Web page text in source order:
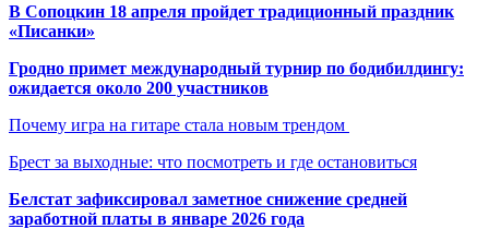
В Сопоцкин 18 апреля пройдет традиционный праздник
«Писанки»
Гродно примет международный турнир по бодибилдингу:
ожидается около 200 участников
Почему игра на гитаре стала новым трендом
Брест за выходные: что посмотреть и где остановиться
Белстат зафиксировал заметное снижение средней
заработной платы в январе 2026 года